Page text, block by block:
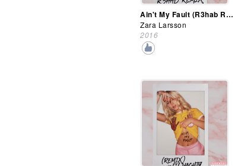
Ain't My Fault (R3hab Remix)
Zara Larsson
2016